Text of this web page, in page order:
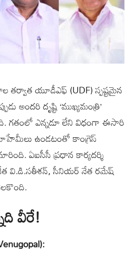
తర్వాత యూడీఎఫ్ (UDF) స్పష్టమైన
అందరి దృష్టి ‘ముఖ్యమంత్రి’
గతంలో ఎన్నడూ లేని విధంగా ఈసారి
ఉండటంతో కాంగ్రెస్
ఏఐసీసీ ప్రధాన కార్యదర్శి
వి.డి.సతీశన్, సీనియర్ నేత రమేష్
వీరే!